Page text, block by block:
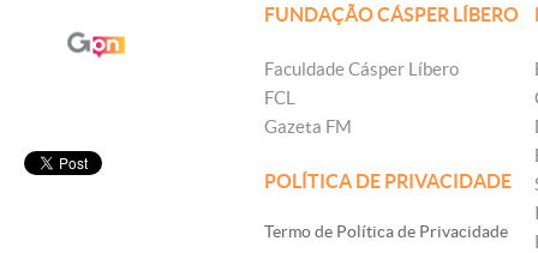
FUNDAÇÃO CÁSPER LÍBERO
Faculdade Cásper Líbero
FCL
Gazeta FM
POLÍTICA DE PRIVACIDADE
Termo de Política de Privacidade